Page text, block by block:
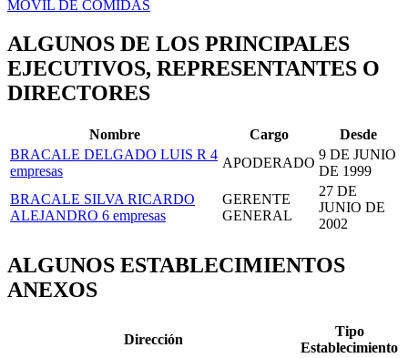
MÓVIL DE COMIDAS
ALGUNOS DE LOS PRINCIPALES
EJECUTIVOS, REPRESENTANTES O
DIRECTORES
Nombre Cargo
Desde
BRACALE DELGADO LUIS R 4
empresas
APODERADO
9 DE JUNIO
DE 1999
BRACALE SILVA RICARDO
ALEJANDRO 6 empresas
GERENTE
GENERAL
27 DE
JUNIO DE
2002
ALGUNOS ESTABLECIMIENTOS
ANEXOS
Dirección
Tipo
Establecimiento